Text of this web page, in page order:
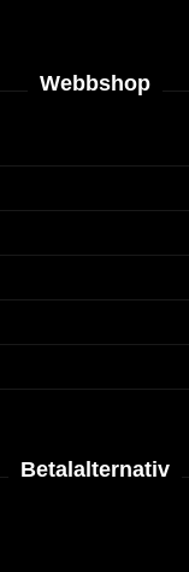
Webbshop
Betalalternativ